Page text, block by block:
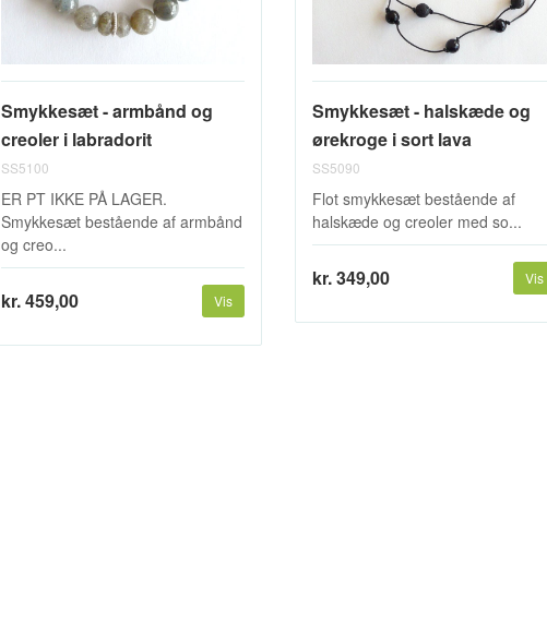
Smykkesæt - armbånd og
creoler i labradorit
SS5100
ER PT IKKE PÅ LAGER.
Smykkesæt bestående af armbånd
og creo...
kr. 459,00 Vis
Smykkesæt - halskæde og
ørekroge i sort lava
SS5090
Flot smykkesæt bestående af
halskæde og creoler med so...
kr. 349,00 Vis